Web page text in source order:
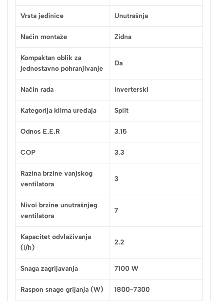
Vrsta jedinice Unutrašnja
Način montaže Zidna
Kompaktan oblik za
jednostavno pohranjivanje
Da
Način rada Inverterski
Kategorija klima uređaja Split
Odnos E.E.R 3.15
COP 3.3
Razina brzine vanjskog
ventilatora
3
Nivoi brzine unutrašnjeg
ventilatora
7
Kapacitet odvlaživanja
(l/h)
2.2
Snaga zagrijavanja 7100 W
Raspon snage grijanja (W) 1800-7300